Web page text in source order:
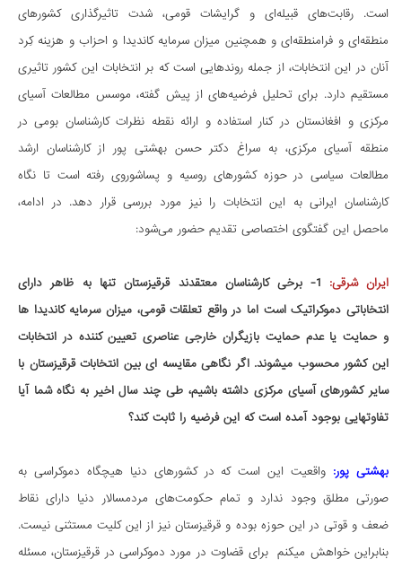
است. رقابت‌های قبیله‌ای و گرایشات قومی، شدت تاثیرگذاری کشورهای
منطقه‌ای و فرامنطقه‌ای و همچنین میزان سرمایه کاندیدا و احزاب و هزینه کِرد
آنان در این انتخابات، از جمله روندهایی است که بر انتخابات این کشور تاثیری
مستقیم دارد. برای تحلیل فرضیه‌های از پیش گفته، موسس مطالعات آسیای
مرکزی و افغانستان در کنار استفاده و ارائه نقطه نظرات کارشناسان بومی در
منطقه آسیای مرکزی، به سراغ دکتر حسن بهشتی پور از کارشناسان ارشد
مطالعات سیاسی در حوزه کشورهای روسیه و پساشوروی رفته است تا نگاه
کارشناسان ایرانی به این انتخابات را نیز مورد بررسی قرار دهد. در ادامه،
ماحصل این گفتگوی اختصاصی تقدیم حضور می‌شود:
ایران شرقی:
برخی کارشناسان معتقدند قرقیزستان تنها به ظاهر دارای
انتخاباتی دموکراتیک است اما در واقع تعلقات قومی، میزان سرمایه کاندیدا ها
و حمایت یا عدم حمایت بازیگران خارجی عناصری تعیین کننده در انتخابات
این کشور محسوب میشوند. اگر نگاهی مقایسه ای بین انتخابات قرقیزستان با
سایر کشورهای آسیای مرکزی داشته باشیم، طی چند سال اخیر به نگاه شما آیا
تفاوتهایی بوجود آمده است که این فرضیه را ثابت کند؟
بهشتی پور: واقعیت این است که در کشورهای دنیا هیچگاه دموکراسی به
صورتی مطلق وجود ندارد و تمام حکومت‌های مردمسالار دنیا دارای نقاط
ضعف و قوتی در این حوزه بوده و قرقیزستان نیز از این کلیت مستثنی نیست.
بنابراین خواهش میکنم برای قضاوت در مورد دموکراسی در قرقیزستان، مسئله